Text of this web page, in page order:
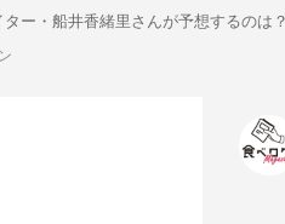
ー・船井香緒里さんが予想するのは？